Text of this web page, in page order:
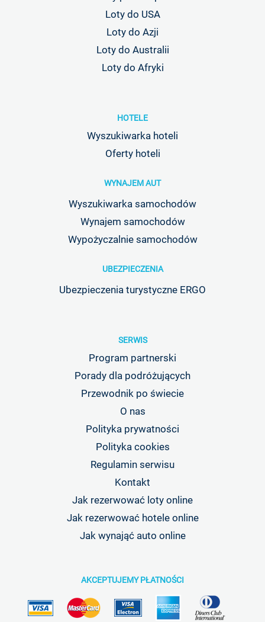
Loty do USA
Loty do Azji
Loty do Australii
Loty do Afryki
HOTELE
Wyszukiwarka hoteli
Oferty hoteli
WYNAJEM AUT
Wyszukiwarka samochodów
Wynajem samochodów
Wypożyczalnie samochodów
UBEZPIECZENIA
Ubezpieczenia turystyczne ERGO
SERWIS
Program partnerski
Porady dla podróżujących
Przewodnik po świecie
O nas
Polityka prywatności
Polityka cookies
Regulamin serwisu
Kontakt
Jak rezerwować loty online
Jak rezerwować hotele online
Jak wynająć auto online
AKCEPTUJEMY PŁATNOŚCI